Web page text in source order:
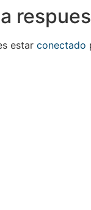
estar conectado